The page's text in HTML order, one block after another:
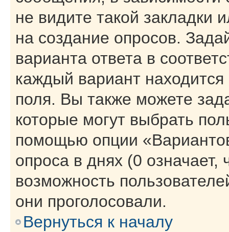
не видите такой
на создание опросов.
варианта ответа в
каждый вариант находится
поля. Вы также можете
которые могут выбрать
помощью опции
опроса в днях (0
возможность
они проголосовали.
Вернуться к началу